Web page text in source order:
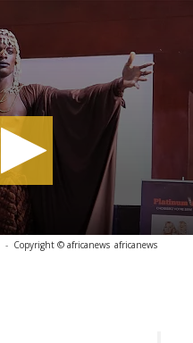
- Copyright © africanews africanews